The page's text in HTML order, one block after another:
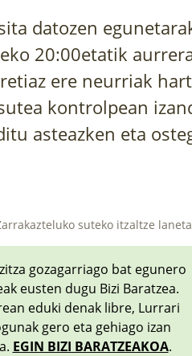
datozen
20:00etatik
ere neurriak
kontrolpean
asteazken eta
suteko itzaltze
gozagarriago bat egunero
eusten dugu Bizi Baratzea.
eduki denak libre, Lurrari
gero eta gehiago izan
EGIN BIZI BARATZEAKOA.